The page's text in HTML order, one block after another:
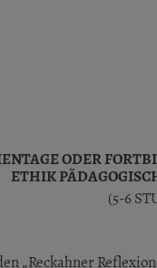
ODER
ETHIK
(5-6
„Reckahner